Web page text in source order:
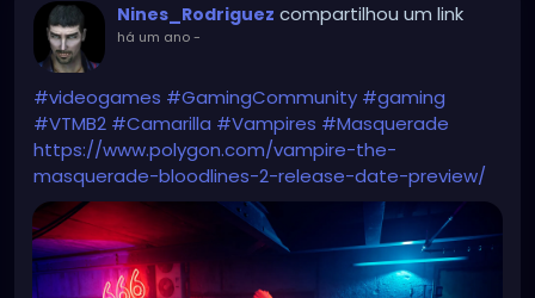
Nines_Rodriguez compartilhou um link
há um ano-
#videogames #GamingCommunity #gaming
#VTMB2 #Camarilla #Vampires #Masquerade
https://www.polygon.com/vampire-the-
masquerade-bloodlines-2-release-date-preview/